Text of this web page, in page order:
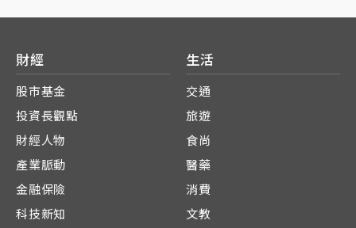
財經
股市基金
投資長觀點
財經人物
產業脈動
金融保險
科技新知
生活
交通
旅遊
食尚
醫藥
消費
文教